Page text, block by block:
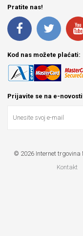
Pratite nas!
Kod nas možete plaćati:
Prijavite se na e-
© 2026 Internet
Kontakt